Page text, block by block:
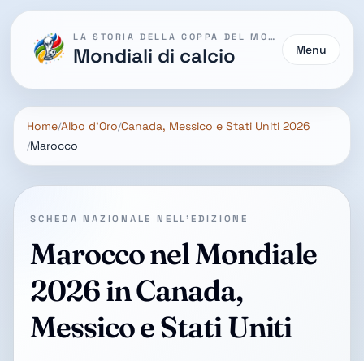
LA STORIA DELLA COPPA DEL MONDO
Mondiali di calcio Menu
Home Albo d'Oro Canada, Messico e Stati Uniti 2026
Marocco
SCHEDA NAZIONALE NELL'EDIZIONE
Marocco nel Mondiale
2026 in Canada,
Messico e Stati Uniti